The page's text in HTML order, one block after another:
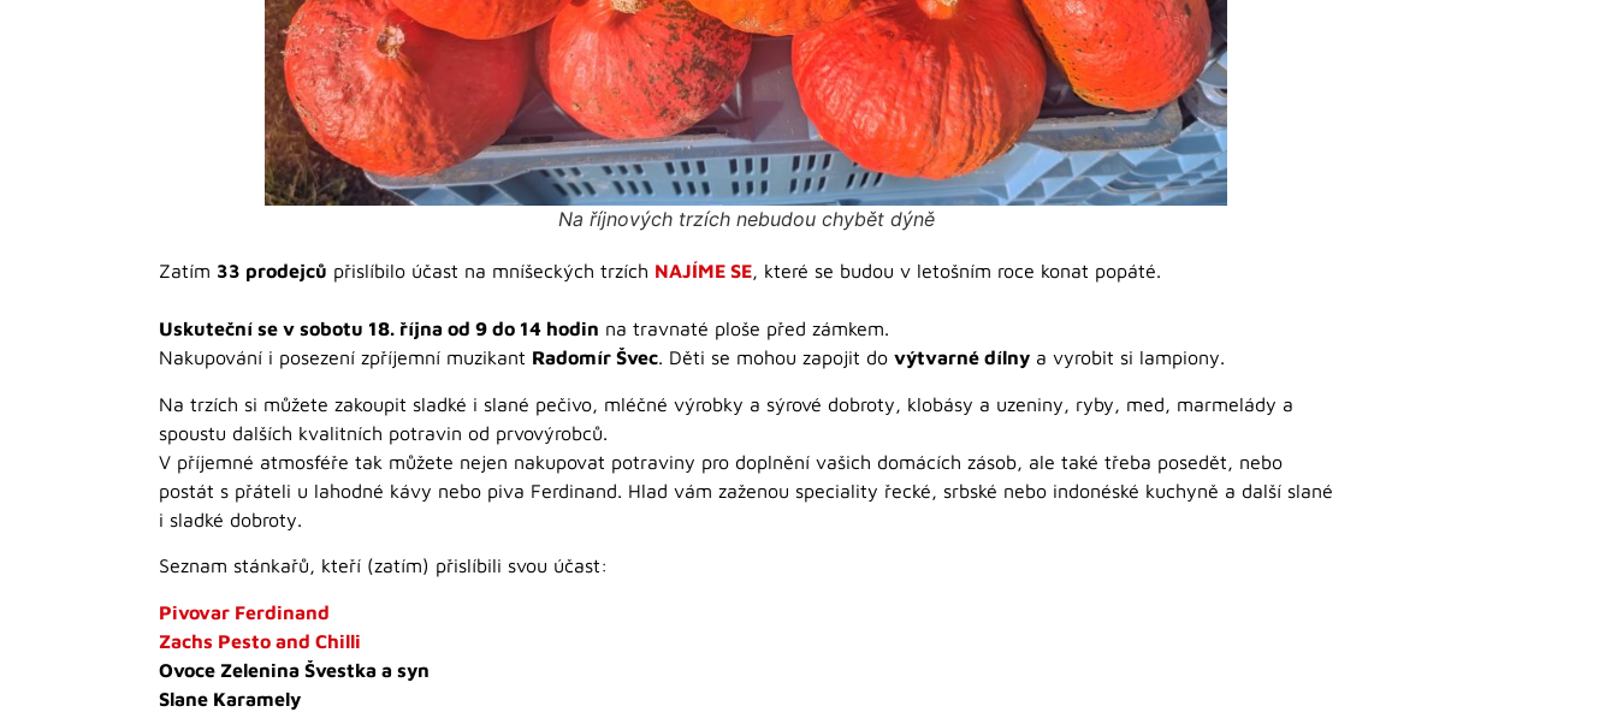
Na říjnových trzích nebudou chybět dýně
Zatím 33 prodejců přislíbilo účast na mníšeckých trzích NAJÍME SE, které se budou v letošním roce konat popáté.
Uskuteční se v sobotu 18. října od 9 do 14 hodin na travnaté ploše před zámkem.
Nakupování i posezení zpříjemní muzikant Radomír Švec. Děti se mohou zapojit do výtvarné dílny a vyrobit si lampiony.
Na trzích si můžete zakoupit sladké i slané pečivo, mléčné výrobky a sýrové dobroty, klobásy a uzeniny, ryby, med, marmelády a
spoustu dalších kvalitních potravin od prvovýrobců.
V příjemné atmosféře tak můžete nejen nakupovat potraviny pro doplnění vašich domácích zásob, ale také třeba posedět, nebo
postát s přáteli u lahodné kávy nebo piva Ferdinand. Hlad vám zaženou speciality řecké, srbské nebo indonéské kuchyně a další slané
i sladké dobroty.
Seznam stánkařů, kteří (zatím) přislíbili svou účast:
Pivovar Ferdinand
Zachs Pesto and Chilli
Ovoce Zelenina Švestka a syn
Slane Karamely